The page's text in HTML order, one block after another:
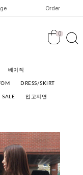
Order
0
베이직
DRESS/SKIRT
SALE 입고지연